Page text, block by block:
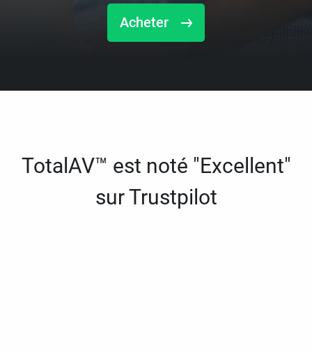
Acheter
TotalAV™ est noté "Excellent"
sur Trustpilot